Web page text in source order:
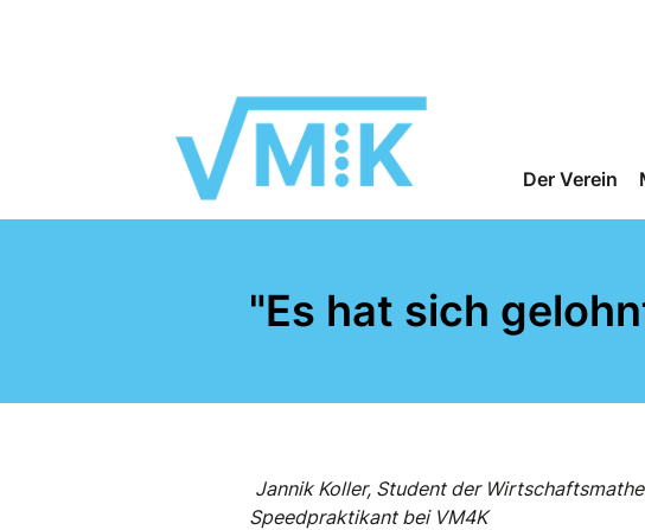
Der Verein
"Es hat sich
Jannik Koller, Student der
Speedpraktikant bei VM4K